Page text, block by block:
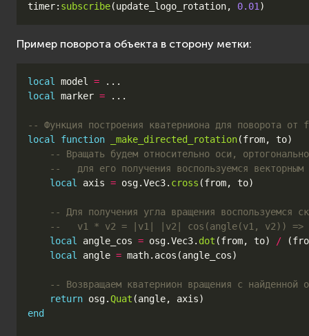
timer: subscribe(update_logo_rotation, 0.01)
Пример поворота объекта в сторону метки:
local model =
...
local marker = ...
-- Функция построения кватерниона для поворота
local
function _make_directed_rotation(from, to)
-- Вращать будем относительно оси,
--   для его получения воспользуемся векторным
local
axis = osg.Vec3. cross (from, to)
-- Для получения угла вращения воспользуемся
--   v1 * v2 = |v1| |v2| cos(angle(v1, v2))
local
angle_cos = osg.Vec3. dot (from, to) / (
local
angle = math.acos (angle_cos)
-- Возвращаем кватернион вращения с найденной
return osg.Quat (angle, axis)
end